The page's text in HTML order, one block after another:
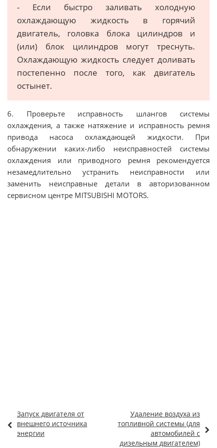
- Если быстро заливать холодную
охлаждающую жидкость в горячий
двигатель, головка блока цилиндров и
(или) блок цилиндров могут треснуть.
Охлаждающую жидкость следует доливать
постепенно после того, как двигатель
остынет.
6. Проверьте исправность шлангов системы
охлаждения, а также натяжение и исправность ремня
привода насоса охлаждающей жидкости. При
обнаружении каких-либо неисправностей системы
охлаждения или приводного ремня рекомендуется
незамедлительно устранить неисправности или
заменить неисправные детали в авторизованном
сервисном центре MITSUBISHI MOTORS.
Запуск двигателя от
внешнего источника
энергии
Удаление воздуха из
топливной системы (для
автомобилей с
дизельным двигателем)